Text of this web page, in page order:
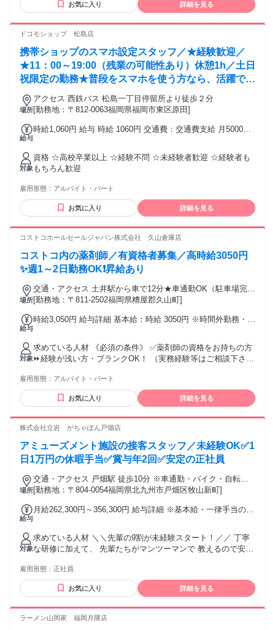
お気に入り 詳細を見る
ドコモショップ 松島店
携帯ショップのスマホ設定スタッフ／★経験歓迎／
★11：00～19:00（残業の可能性あり）休憩1h／土日
祝限定の勤務★普段をスマホを使う方なら、活躍でき
る♪
場所
アクセス 西鉄バス 松島一丁目停留所より徒歩２分
[勤務地：〒812-0063福岡県福岡市東区原田]
給与
時給1,060円 給与 時給 1060円 交通費：交通費支給 月5000円
対象
資格 ☆高校卒業以上 ☆経験不問 ☆未経験者歓迎 ☆経験者も
もちろん歓迎
雇用形態： アルバイト・パート
お気に入り 詳細を見る
コストコホールセールジャパン株式会社 久山倉庫店
コストコ内の薬剤師／有資格者募集／高時給3050円
✨週1～2日勤務OK❗昇給あり
場所
交通・アクセス 土井駅から車で12分★車通勤OK（駐車場完
備）
[勤務地：〒811-2502福岡県糟屋郡久山町]
給与
時給3,050円 給与詳細 基本給：時給 3050円 ※時間外勤務・休
3813円 【各種手当】 ■時間外勤務手当 ■休日勤務手当 └国民
の祝日に勤務した際の時給 （土日含みません） ■資格手当 └
衛生管理者の有資格者で、 選任された場合は時給＋100円 ⭐
昇給あり ⇒1080時間毎に昇給し、 最高3600円まで昇給
対象
求めている人材 《必須の条件》 ✅薬剤師の資格をお持ちの方
⏩経験が浅い方・ブランクOK！ （実務経験等はご相談下さ
☑資格を活かして働きたい方 ー ＃学歴不問 ＃年齢不問 ＃第
二新卒歓迎 ＃経験者歓迎 ＃ブランクOK ＃中途入社多数 ＃経
験者・有資格者歓迎 ＃異業種からの転職歓迎 ＃U・Iターン歓
ろん、 【企業や病院薬剤師】としての 経験も活かせます！
エリアから通勤圏内です。 ー
雇用形態： アルバイト・パート
お気に入り 詳細を見る
株式会社立岩 がちゃぽん戸畑店
アミューズメント施設の接客スタッフ／未経験OK✅1
日1万円の休暇手当✅賞与年2回✅安定の正社員
場所
交通・アクセス 戸畑駅 徒歩10分 ※車通勤・バイク・自転
車・徒歩通勤OK ※駐車場アリ！通勤距離に応じ交通費として
[勤務地：〒804-0054福岡県北九州市戸畑区牧山新町]
給与
月給262,300円～356,300円 給与詳細 ※基本給・一律手当の総
し 【一律手当】 全員に一律で支払われる通勤・皆勤・家族手
当金額：あり 1ヶ月あたり4万5000円 全員に一律で支払われる
その他手当金額：あり 大卒以上:月給29万3300円～ 大卒以外:
月給26万2300円～ ※共に一律住宅手当3万円 皆勤手当1万
在職期間に問わず昇格 ＜各種手当一覧＞ ■通勤手当 ■こども
手当(1万円/1人) ■単身赴任手当(規定有) ■食事手当 ■繁忙期手
当 ■出張手当 ■時間外手当 ■リフレッシュ休暇手当 （1日1万
円、2年目以降10万円/年）
対象
求めている人材 ＼＼先輩の9割が未経験スタート！／／ 丁寧
な研修に加えて、 先輩たちがマンツーマンで 教えるので安心
経験者歓迎／経験者・有資格者歓迎 ★既卒歓迎／第二新卒歓
迎 ★長期歓迎 ✦・┈┈┈┈┈ ・✦✦・┈┈┈┈┈ ・✦ ＜✨こ
んな方にピッタリ✨＞ ・好きなパチンコを仕事に活かしたい
給をスタートしたい方 ・休日も全力で趣味を充実させたい方
雇用形態： 正社員
お気に入り 詳細を見る
ラーメン山岡家 福岡月隈店